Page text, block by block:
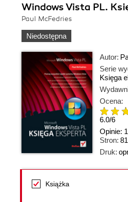
Windows Vista PL.
Paul McFedries
Niedostępna
Autor:
Serie
Księga
Ocena:
6.0/6
Opinie: 1
Stron:
Druk:
Książka